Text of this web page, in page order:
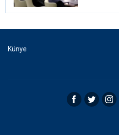
Künye
Facebook Twitter